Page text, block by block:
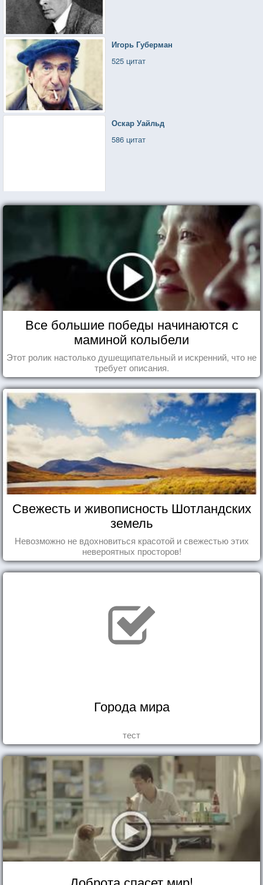
Игорь Губерман
525 цитат
Оскар Уайльд
586 цитат
Все большие победы начинаются с
маминой колыбели
Этот ролик настолько душещипательный и искренний, что не
требует описания.
Свежесть и живописность Шотландских
земель
Невозможно не вдохновиться красотой и свежестью этих
невероятных просторов!
Города мира
тест